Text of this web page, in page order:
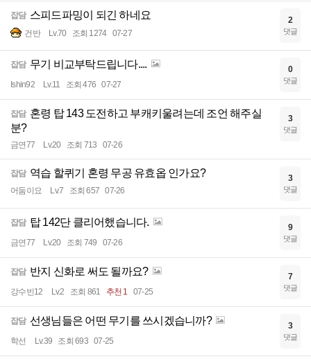
잡담 스피드파밍이 되긴 하네요
건반 Lv.70 조회 1274 07-27
2
댓글
잡담 무기 비교부탁드립니다....
Ishin92 Lv.11 조회 476 07-27
0
댓글
잡담 혼령 탑 143 도전하고 부캐키울려는데 조언 해주실
분?
금연77 Lv.20 조회 713 07-26
3
댓글
잡담 역습 할퀴기 혼령 무공 유효옵 인가요?
어둠이요 Lv.7 조회 657 07-26
3
댓글
잡담 탑 142단 클리어했습니다.
금연77 Lv.20 조회 749 07-26
9
댓글
잡담 반지 신화로 써도 될까요?
강수빈12 Lv.2 조회 861 추천 1 07-25
7
댓글
잡담 선생님들은 어떤 무기를 쓰시겠습니까?
학선 Lv.39 조회 693 07-25
3
댓글